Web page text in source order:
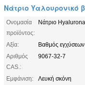
Νάτριο Υαλουρονικό
Ονομασία
προϊόντος:
Νάτριο
Αξία:
Βαθμός εγχύσεων
Αριθμός
CAS.:
9067-32-7
Εμφάνιση:
Λευκή σκόνη